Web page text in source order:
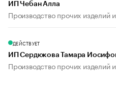
ИП Чебан Алла
Производство прочих изделий
ДЕЙСТВУЕТ
ИП Сердюкова Тамара
Производство прочих изделий